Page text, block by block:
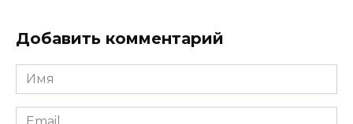
Добавить комментарий
Имя
*
Email